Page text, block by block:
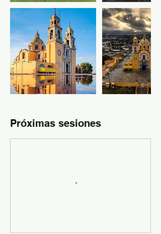
Próximas sesiones